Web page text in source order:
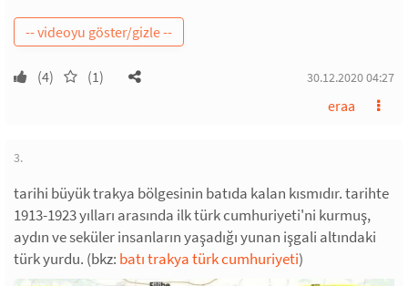
(4) (1) 30.12.2020 04:27
eraa
3.
tarihi büyük trakya bölgesinin batıda kalan kısmıdır. tarihte
1913-1923 yılları arasında ilk türk cumhuriyeti'ni kurmuş,
aydın ve seküler insanların yaşadığı yunan işgali altındaki
türk yurdu. (bkz: batı trakya türk cumhuriyeti)